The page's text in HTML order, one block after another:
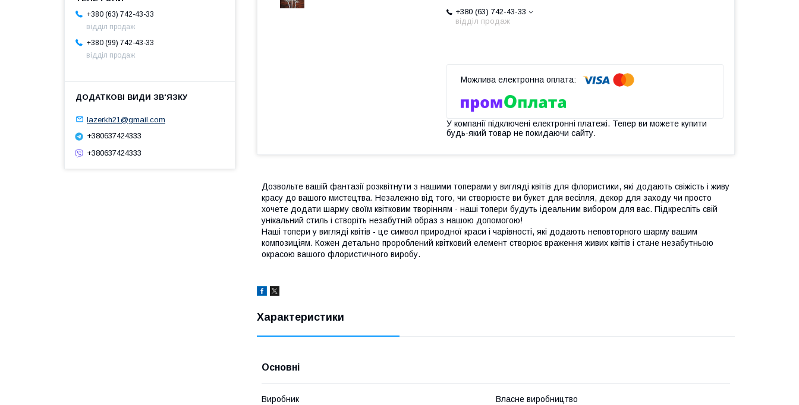
+380 (63) 742-43-33
відділ продаж
У компанії підключені електронні платежі. Тепер ви можете купити
будь-який товар не покидаючи сайту.
Дозвольте вашій фантазії розквітнути з нашими топерами у вигляді квітів для флористики, які додають свіжість і живу
красу до вашого мистецтва. Незалежно від того, чи створюєте ви букет для весілля, декор для заходу чи просто
хочете додати шарму своїм квітковим творінням - наші топери будуть ідеальним вибором для вас. Підкресліть свій
унікальний стиль і створіть незабутній образ з нашою допомогою!
Наші топери у вигляді квітів - це символ природної краси і чарівності, які додають неповторного шарму вашим
композиціям. Кожен детально пророблений квітковий елемент створює враження живих квітів і стане незабутньою
окрасою вашого флористичного виробу.
Характеристики
Основні
Виробник Власне виробництво
+380 (63) 742-43-33
відділ продаж
+380 (99) 742-43-33
відділ продаж
lazerkh21@gmail.com
+380637424333
+380637424333